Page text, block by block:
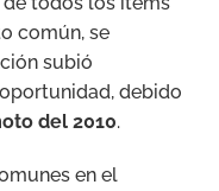
común, se
subió
debido
del 2010.
en el